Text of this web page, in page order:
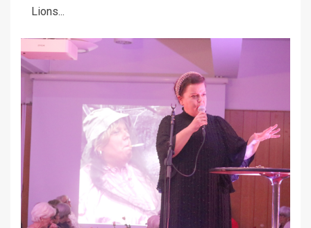
Lions...